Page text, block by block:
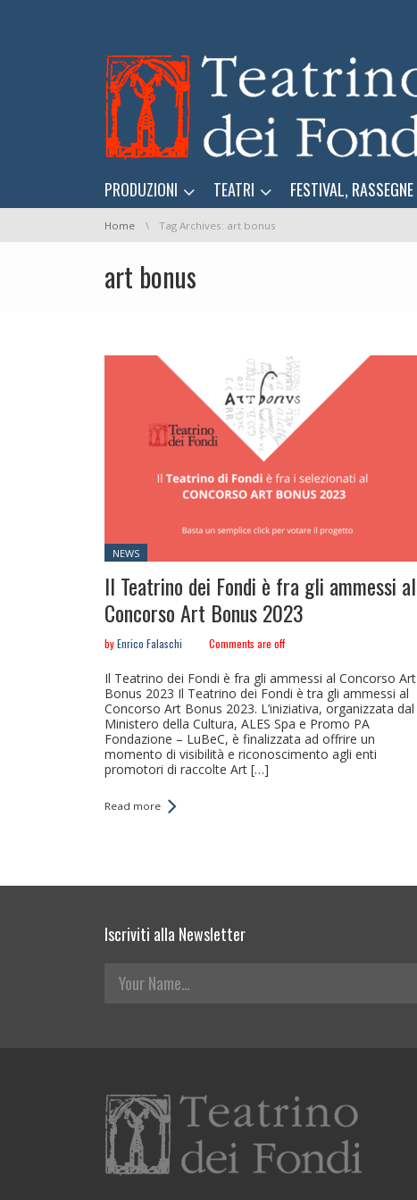
Skip navigation
PRODUZIONI TEATRI FESTIVAL, RASSEGNE
You are here:
Home Tag Archives: art bonus
art bonus
Posted
NEWS
Il Teatrino dei Fondi è fra gli ammessi al
Concorso Art Bonus 2023
byEnrico Falaschi Comments are off
Il Teatrino dei Fondi è fra gli ammessi al Concorso Art
Bonus 2023 Il Teatrino dei Fondi è tra gli ammessi al
Concorso Art Bonus 2023. L’iniziativa, organizzata dal
Ministero della Cultura, ALES Spa e Promo PA
Fondazione – LuBeC, è finalizzata ad offrire un
momento di visibilità e riconoscimento agli enti
promotori di raccolte Art […]
Read more
Iscriviti alla Newsletter